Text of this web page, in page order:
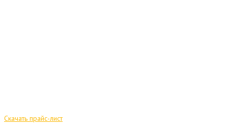
Скачать прайс-лист